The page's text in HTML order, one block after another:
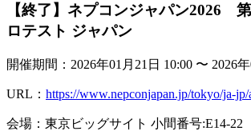
【終了】ネプコンジャパン2026
ロテスト ジャパン
開催期間：2026年01月21日 10:00 〜 2026
URL： https://www.nepconjapan.jp/tokyo/ja-jp/
会場：東京ビッグサイト 小間番号:E14-22